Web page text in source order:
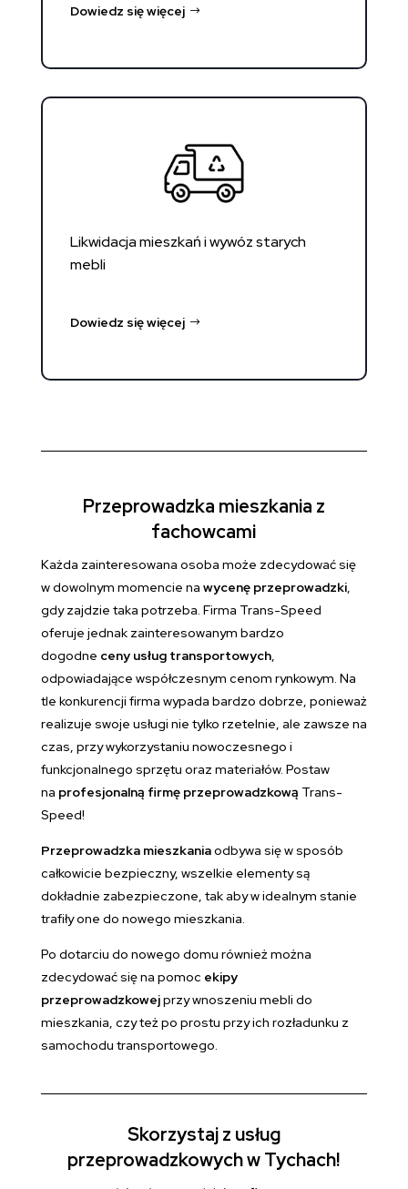
Dowiedz się więcej
Likwidacja mieszkań i wywóz starych
mebli
Dowiedz się więcej
Przeprowadzka mieszkania z
fachowcami
Każda zainteresowana osoba może zdecydować się
w dowolnym momencie na wycenę przeprowadzki,
gdy zajdzie taka potrzeba. Firma Trans-Speed
oferuje jednak zainteresowanym bardzo
dogodne ceny usług transportowych,
odpowiadające współczesnym cenom rynkowym. Na
tle konkurencji firma wypada bardzo dobrze, ponieważ
realizuje swoje usługi nie tylko rzetelnie, ale zawsze na
czas, przy wykorzystaniu nowoczesnego i
funkcjonalnego sprzętu oraz materiałów. Postaw
na profesjonalną firmę przeprowadzkową Trans-
Speed!
Przeprowadzka mieszkaniaodbywa się w sposób
całkowicie bezpieczny, wszelkie elementy są
dokładnie zabezpieczone, tak aby w idealnym stanie
trafiły one do nowego mieszkania.
Po dotarciu do nowego domu również można
zdecydować się na pomoc ekipy
przeprowadzkowejprzy wnoszeniu mebli do
mieszkania, czy też po prostu przy ich rozładunku z
samochodu transportowego.
Skorzystaj z usług
przeprowadzkowych w Tychach!